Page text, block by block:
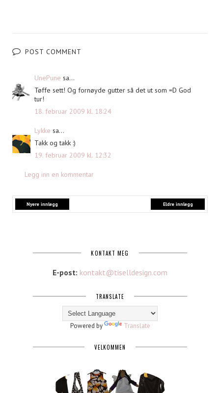
POST COMMENT
UnePune sa...
Tøffe sett! Og fornøyde gutter så det ut som =D God
tur!
18. februar 2009 kl. 18:24
Lykke sa...
Takk og takk :)
19. februar 2009 kl. 12:32
Legg inn en kommentar
Nyere innlegg Eldre innlegg
KONTAKT MEG
E-post: kontakt@tiselldesign.com
TRANSLATE
Powered by Translate
VELKOMMEN